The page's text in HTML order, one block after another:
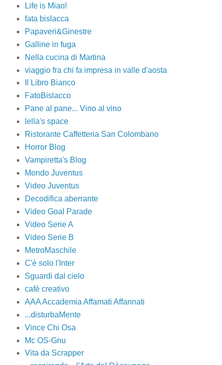
Life is Miao!
fata bislacca
Papaveri&Ginestre
Galline in fuga
Nella cucina di Martina
viaggio fra chi fa impresa in valle d'aosta
Il Libro Bianco
FatoBislacco
Pane al pane... Vino al vino
lella's space
Ristorante Caffetteria San Colombano
Horror Blog
Vampiretta's Blog
Mondo Juventus
Video Juventus
Decodifica aberrante
Video Goal Parade
Video Serie A
Video Serie B
MetroMaschile
C'è solo l'Inter
Sguardi dal cielo
cafè creativo
AAA Accademia Affamati Affannati
...disturbaMente
Vince Chi Osa
Mc OS-Gnu
Vita da Scrapper